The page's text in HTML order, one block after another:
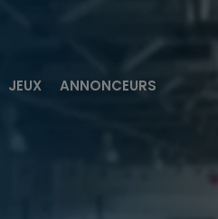
JEUX ANNONCEURS